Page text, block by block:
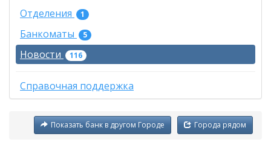
Отделения
1
Банкоматы 5
Новости 116
Справочная поддержка
Города рядом
Показать банк в другом Городе